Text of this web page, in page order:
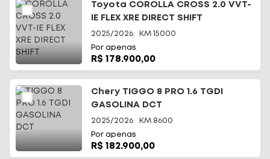
Toyota COROLLA CROSS 2.0 VVT-
IE FLEX XRE DIRECT SHIFT
2025/2026 KM 15000
Por apenas
R$ 178.900,00
Chery TIGGO 8 PRO 1.6 TGDI
GASOLINA DCT
2025/2026 KM 8600
Por apenas
R$ 182.900,00